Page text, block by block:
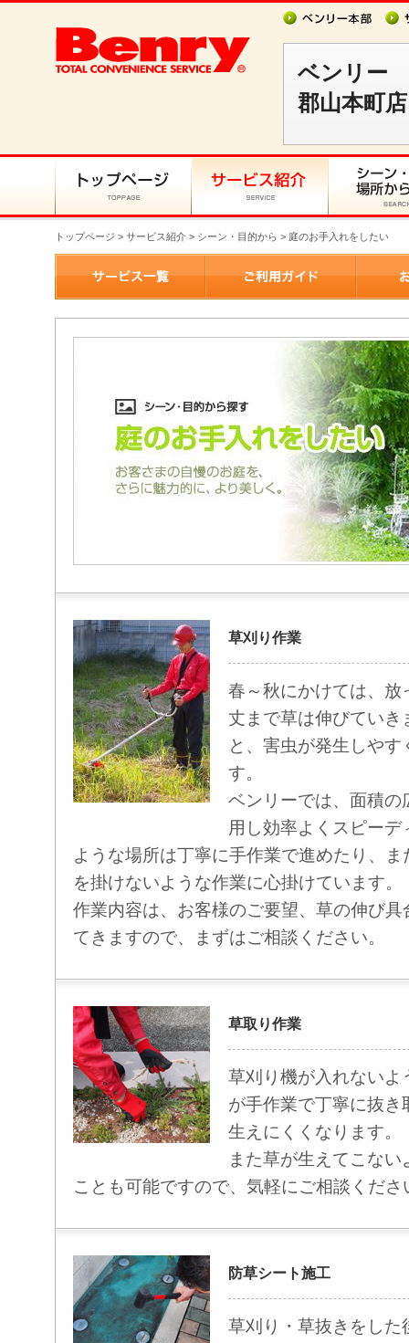
ベンリー
郡山本町店
トップページ > サービス紹介 > シーン・目的から > 庭のお手入れをしたい
草刈り作業
春～秋にかけては、放
丈まで草は伸びてい
と、害虫が発生しや
す。
ベンリーでは、面積の
用し効率よくスピー
ような場所は丁寧に手作業で進めたり、
を掛けないような作業に心掛けています。
作業内容は、お客様のご要望、草の伸び
てきますので、まずはご相談ください。
草取り作業
草刈り機が入れないよ
が手作業で丁寧に抜
生えにくくなります。
また草が生えてこな
ことも可能ですので、気軽にご相談くださ
防草シート施工
草刈り・草抜きをした